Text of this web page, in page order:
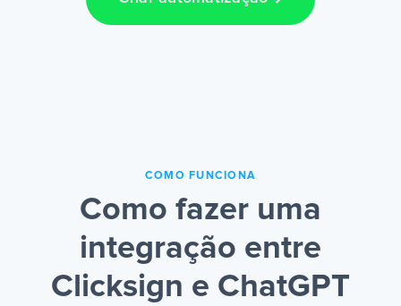
COMO FUNCIONA
Como fazer uma
integração entre
Clicksign e ChatGPT